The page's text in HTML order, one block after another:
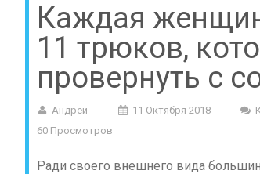
Каждая
11 трюков,
провернуть с
Андрей 11 Октября 2018
60 Просмотров
Ради своего внешнего вида